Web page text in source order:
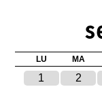
LU MA
1 2